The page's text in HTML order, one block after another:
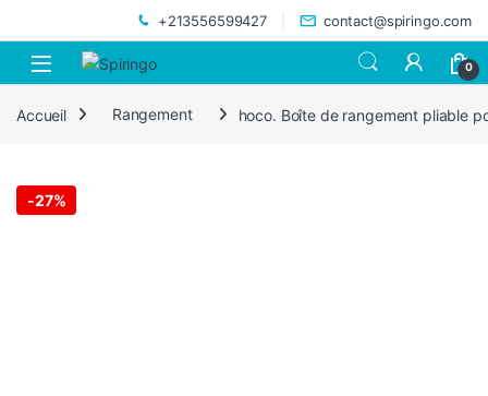
+213556599427 contact@spiringo.com
0
Accueil Rangement hoco. Boîte de rangement pliable
-27%